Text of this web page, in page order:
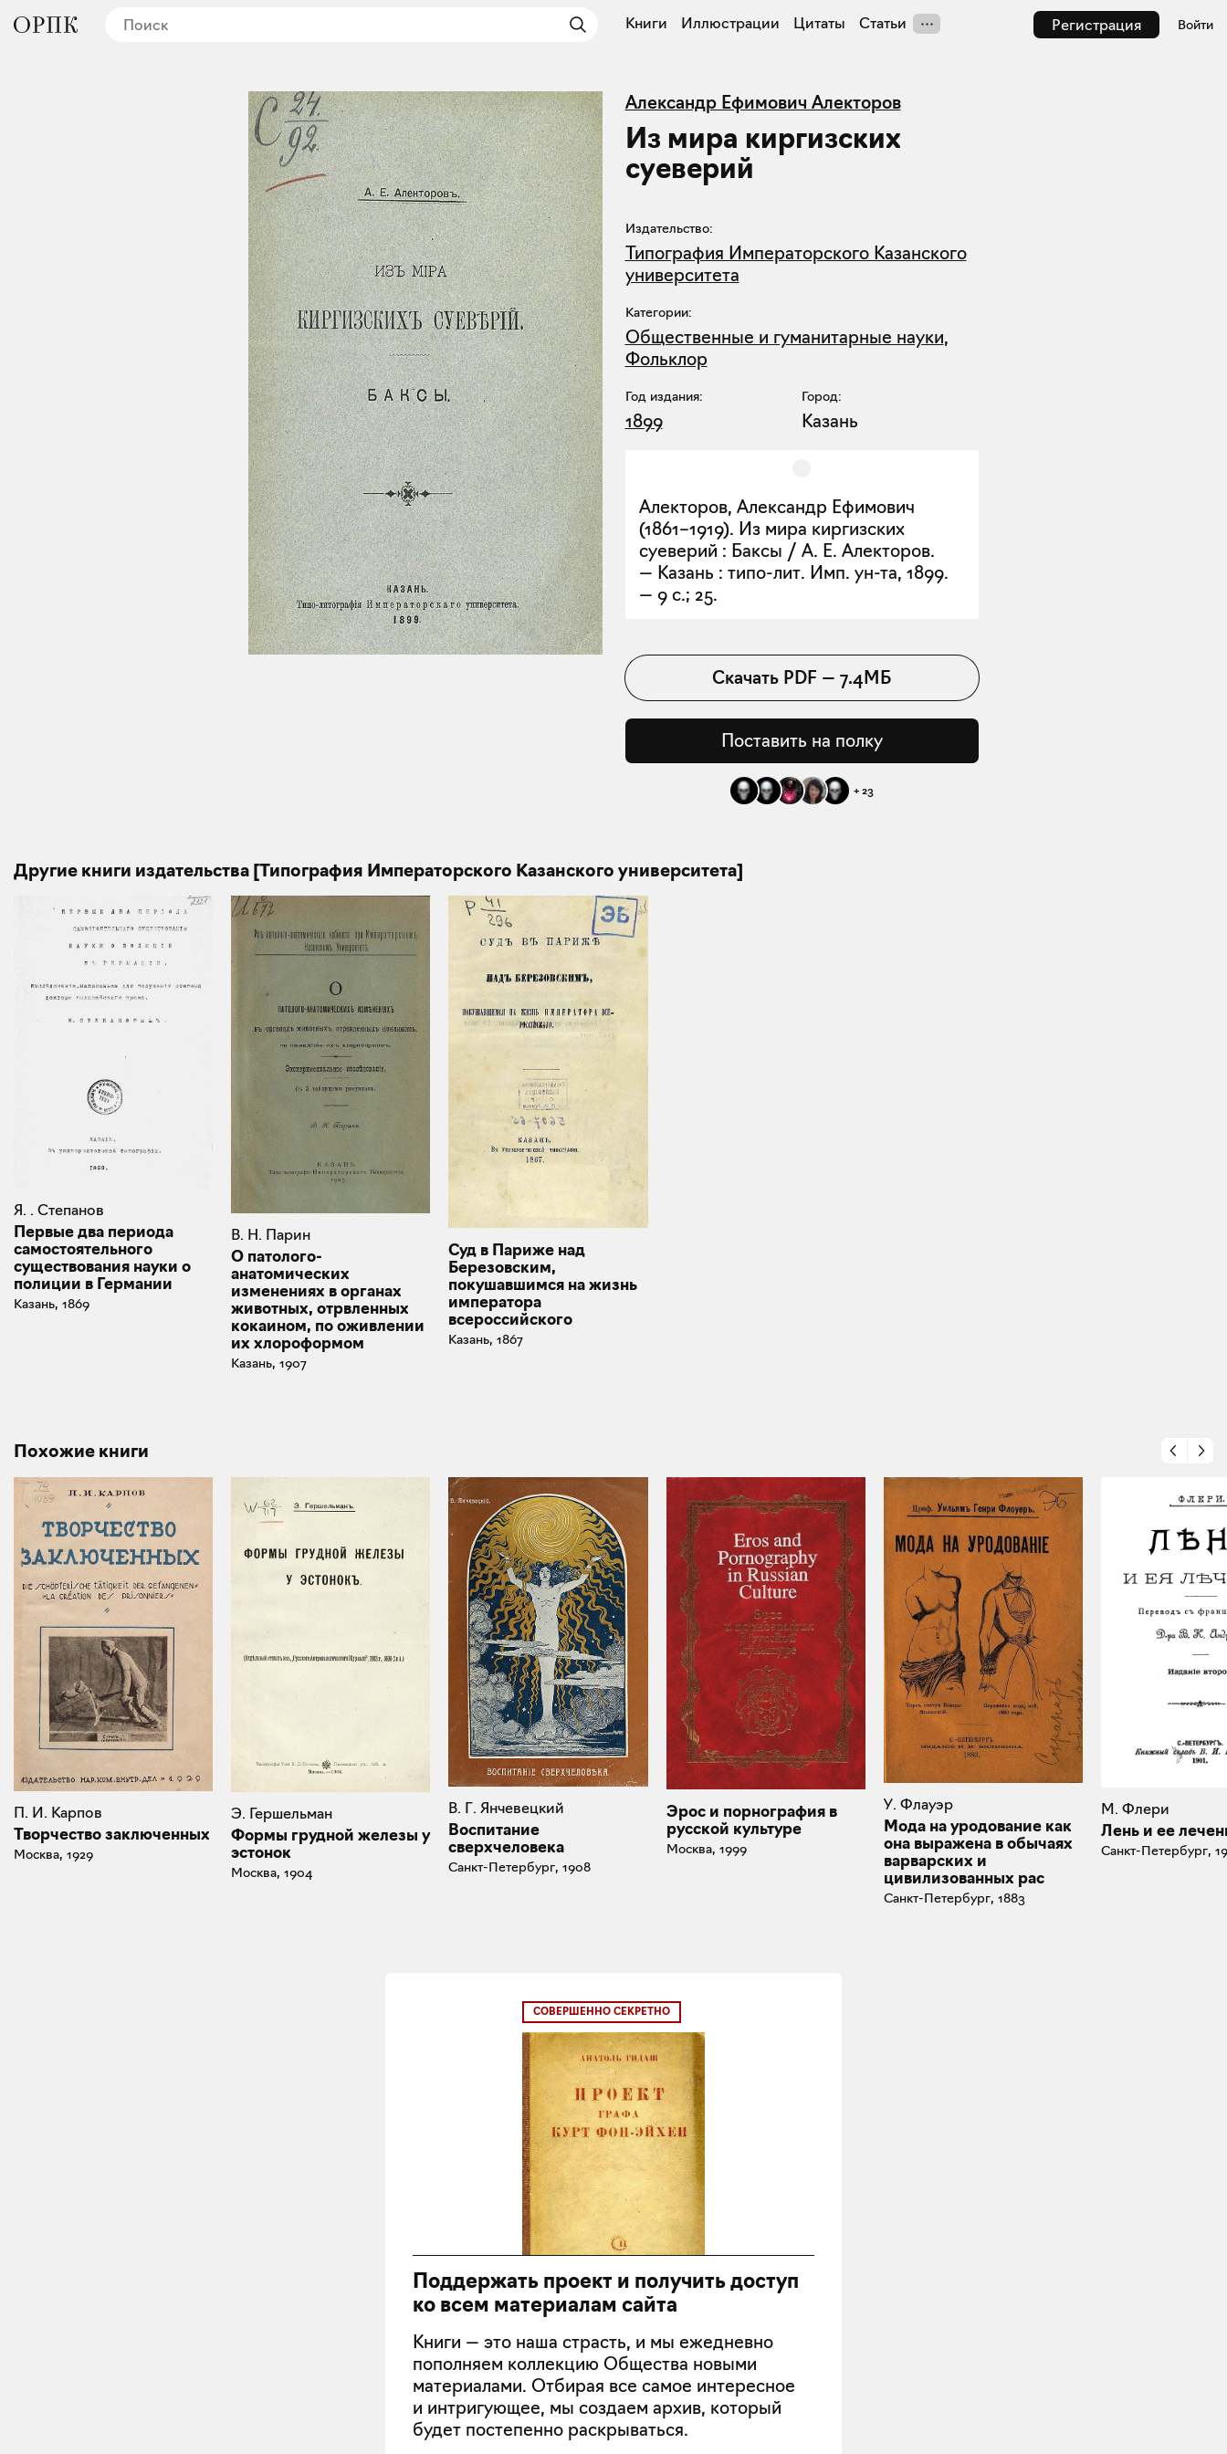
Регистрация Войти
Книги Иллюстрации Цитаты Статьи
Александр Ефимович Алекторов
Из мира киргизских
суеверий
Издательство:
Типография Императорского Казанского
университета
Категории:
Общественные и гуманитарные науки,
Фольклор
Год издания:
1899
Город:
Казань
Алекторов, Александр Ефимович
(1861–1919). Из мира киргизских
суеверий : Баксы / А. Е. Алекторов.
— Казань : типо-лит. Имп. ун-та, 1899.
— 9 с.; 25.
Скачать PDF —7.4МБ
Поставить на полку
+ 23
Другие книги издательства [Типография Императорского Казанского университета]
Я. . Степанов
Первые два периода
самостоятельного
существования науки о
полиции в Германии
Казань, 1869
В. Н. Парин
О патолого-
анатомических
изменениях в органах
животных, отрвленных
кокаином, по оживлении
их хлороформом
Казань, 1907
Суд в Париже над
Березовским,
покушавшимся на жизнь
императора
всероссийского
Казань, 1867
Похожие книги
П. И. Карпов
Творчество заключенных
Москва, 1929
Э. Гершельман
Формы грудной железы у
эстонок
Москва, 1904
В. Г. Янчевецкий
Воспитание
сверхчеловека
Санкт-Петербург, 1908
Эрос и порнография в
русской культуре
Москва, 1999
У. Флауэр
Мода на уродование как
она выражена в обычаях
варварских и
цивилизованных рас
Санкт-Петербург, 1883
М. Флери
Лень и ее
Санкт-Петербург,
СОВЕРШЕННО СЕКРЕТНО
Поддержать проект и получить доступ
ко всем материалам сайта
Книги — это наша страсть, и мы ежедневно
пополняем коллекцию Общества новыми
материалами. Отбирая все самое интересное
и интригующее, мы создаем архив, который
будет постепенно раскрываться.